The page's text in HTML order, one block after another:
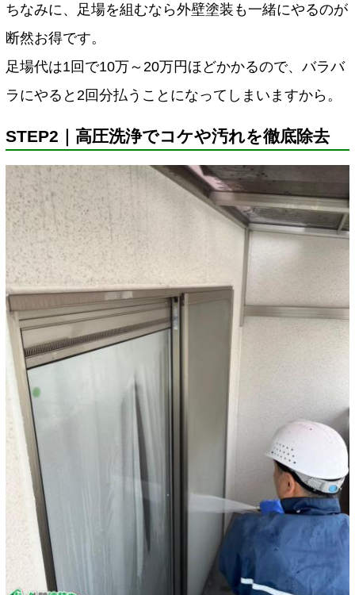
ちなみに、足場を組むなら外壁塗装も一緒にやるのが
断然お得です。
足場代は1回で10万～20万円ほどかかるので、バラバ
ラにやると2回分払うことになってしまいますから。
STEP2｜高圧洗浄でコケや汚れを徹底除去